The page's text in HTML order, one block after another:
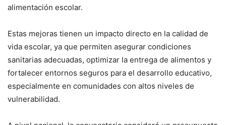
alimentación escolar.
Estas mejoras tienen un impacto directo en la calidad de
vida escolar, ya que permiten asegurar condiciones
sanitarias adecuadas, optimizar la entrega de alimentos y
fortalecer entornos seguros para el desarrollo educativo,
especialmente en comunidades con altos niveles de
vulnerabilidad.